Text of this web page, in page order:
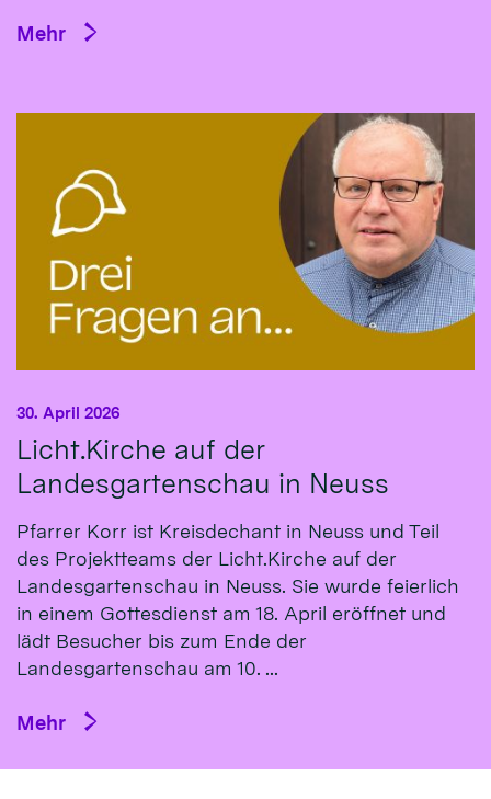
Mehr
Licht.Kirche auf der
Landesgartenschau in Neuss
30. April 2026
Pfarrer Korr ist Kreisdechant in Neuss und Teil
des Projektteams der Licht.Kirche auf der
Landesgartenschau in Neuss. Sie wurde feierlich
in einem Gottesdienst am 18. April eröffnet und
lädt Besucher bis zum Ende der
Landesgartenschau am 10. ...
Mehr